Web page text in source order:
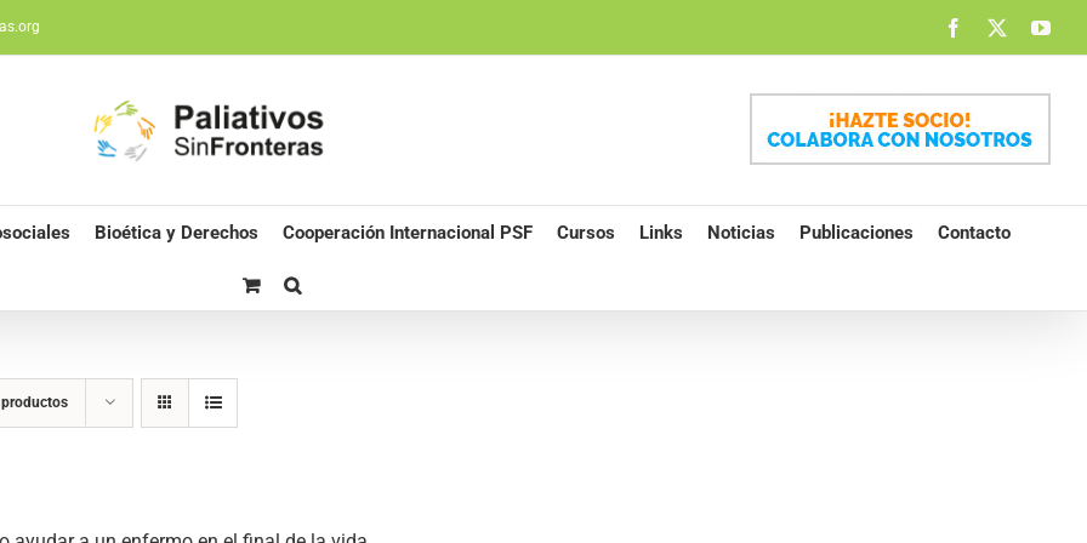
Facebook
Bioética y Derechos Cooperación Internacional PSF Cursos Links Noticias Publicaciones Contacto